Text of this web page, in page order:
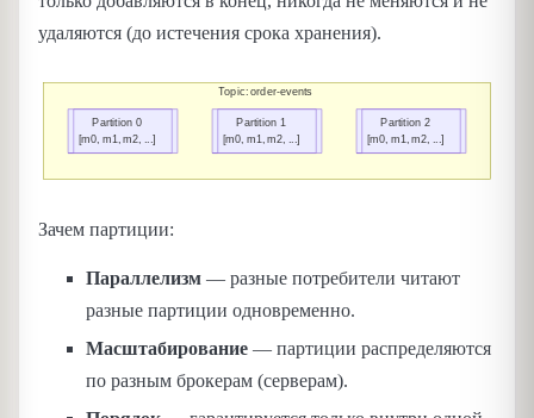
удаляются (до истечения срока хранения).
Зачем партиции:
Параллелизм — разные потребители читают
разные партиции одновременно.
Масштабирование — партиции распределяются
по разным брокерам (серверам).